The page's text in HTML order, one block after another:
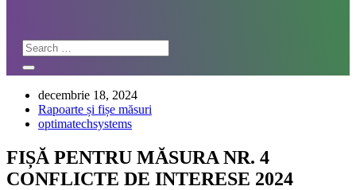
decembrie 18, 2024
Rapoarte și fișe măsuri
optimatechsystems
FIȘĂ PENTRU MĂSURA NR. 4
CONFLICTE DE INTERESE 2024